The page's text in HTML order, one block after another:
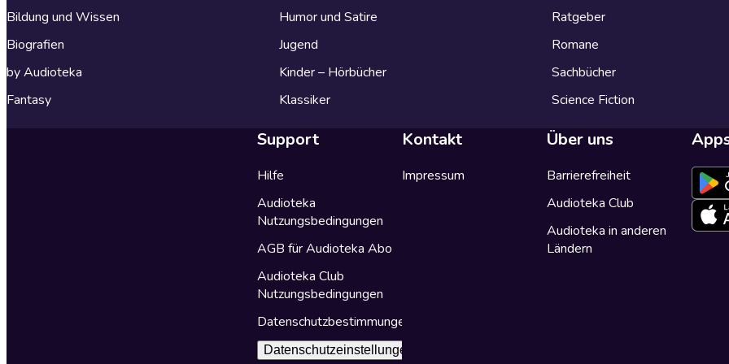
Bildung und Wissen
Biografien
by Audioteka
Fantasy
Humor und Satire
Jugend
Kinder – Hörbücher
Klassiker
Ratgeber
Romane
Sachbücher
Science Fiction
Support
Hilfe
Audioteka
Nutzungsbedingungen
AGB für Audioteka Abo
Audioteka Club
Nutzungsbedingungen
Datenschutzbestimmungen
Datenschutzeinstellungen
Kontakt
Impressum
Über uns
Barrierefreiheit
Audioteka Club
Audioteka in anderen
Ländern